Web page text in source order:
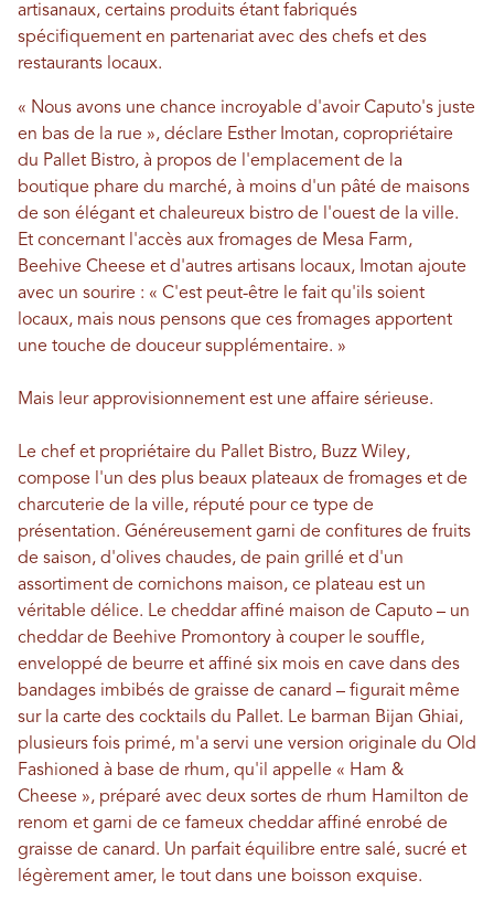
artisanaux, certains produits étant fabriqués
spécifiquement en partenariat avec des chefs et des
restaurants locaux.
« Nous avons une chance incroyable d'avoir Caputo's juste
en bas de la rue », déclare Esther Imotan, copropriétaire
du Pallet Bistro, à propos de l'emplacement de la
boutique phare du marché, à moins d'un pâté de maisons
de son élégant et chaleureux bistro de l'ouest de la ville.
Et concernant l'accès aux fromages de Mesa Farm,
Beehive Cheese et d'autres artisans locaux, Imotan ajoute
avec un sourire : « C'est peut-être le fait qu'ils soient
locaux, mais nous pensons que ces fromages apportent
une touche de douceur supplémentaire. »
Mais leur approvisionnement est une affaire sérieuse.
Le chef et propriétaire du Pallet Bistro, Buzz Wiley,
compose l'un des plus beaux plateaux de fromages et de
charcuterie de la ville, réputé pour ce type de
présentation. Généreusement garni de confitures de fruits
de saison, d'olives chaudes, de pain grillé et d'un
assortiment de cornichons maison, ce plateau est un
véritable délice. Le cheddar affiné maison de Caputo – un
cheddar de Beehive Promontory à couper le souffle,
enveloppé de beurre et affiné six mois en cave dans des
bandages imbibés de graisse de canard – figurait même
sur la carte des cocktails du Pallet. Le barman Bijan Ghiai,
plusieurs fois primé, m'a servi une version originale du Old
Fashioned à base de rhum, qu'il appelle « Ham &
Cheese », préparé avec deux sortes de rhum Hamilton de
renom et garni de ce fameux cheddar affiné enrobé de
graisse de canard. Un parfait équilibre entre salé, sucré et
légèrement amer, le tout dans une boisson exquise.